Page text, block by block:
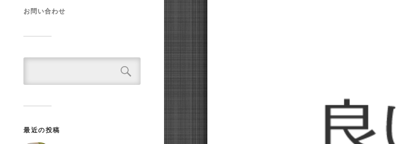
お問い合わせ
最近の投稿